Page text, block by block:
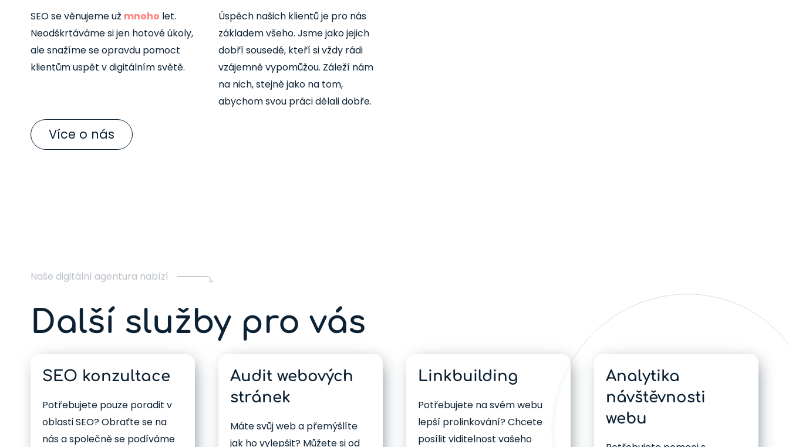
SEO se věnujeme už mnoho let.
Neodškrtáváme si jen hotové úkoly,
ale snažíme se opravdu pomoct
klientům uspět v digitálním světě.
Úspěch našich klientů je pro nás
základem všeho. Jsme jako jejich
dobří sousedé, kteří si vždy rádi
vzájemně vypomůžou. Záleží nám
na nich, stejně jako na tom,
abychom svou práci dělali dobře.
Více o nás
Naše digitální agentura nabízí
Další služby pro vás
SEO konzultace
Potřebujete pouze poradit v
oblasti SEO? Obraťte se na
nás a společně se podíváme
Audit webových
stránek
Máte svůj web a přemýšlíte
jak ho vylepšit? Můžete si od
Linkbuilding
Potřebujete na svém webu
lepší prolinkování? Chcete
posílit viditelnost vašeho
Analytika
návštěvnosti
webu